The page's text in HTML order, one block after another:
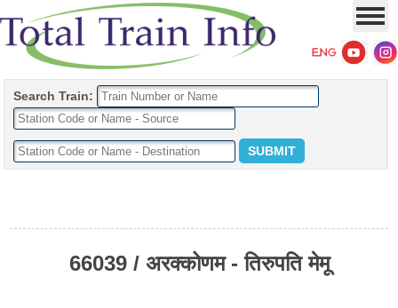
Search Train:
66039 / अरक्कोणम - तिरुपति मेमू